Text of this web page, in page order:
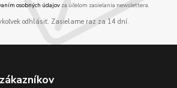
osobných údajov za účelom zasielania newslettera.
odhlásiť. Zasielame raz za 14 dní.